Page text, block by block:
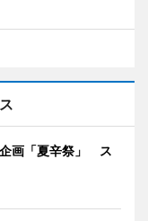
画「夏辛祭」 ス